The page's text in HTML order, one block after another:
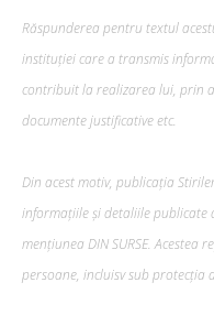
Răspunderea pentru textul
instituției care a transmis
contribuit la realizarea lui, prin
documente justificative etc.
Din acest motiv, publicația
informațiile și detaliile publicate
mențiunea DIN SURSE.
persoane, incluisv sub protecția